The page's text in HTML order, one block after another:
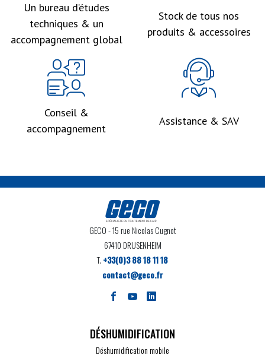
Un bureau d’études
techniques & un
accompagnement global
Stock de tous nos
produits & accessoires
Conseil &
accompagnement
Assistance & SAV
GECO- 15 rue Nicolas Cugnot
67410 DRUSENHEIM
T. +33(0)3 88 18 11 18
contact@geco.fr
DÉSHUMIDIFICATION
Déshumidification mobile